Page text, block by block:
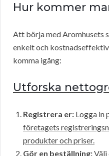
Hur kommer
Att börja med Aromhusets
enkelt och
komma igång:
Utforska
Registrera er: Logga in
företagets
produkter och priser.
Gör en beställning:Välj